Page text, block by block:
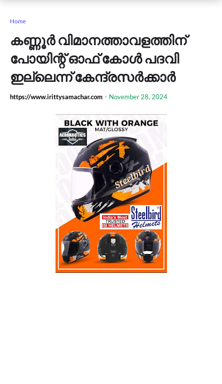
Home
കണ്ണൂര്‍ വിമാനത്താവളത്തിന്
പോയിന്റ് ഓഫ് കോള്‍ പദവി
ഇല്ലെന്ന് കേന്ദ്രസര്‍ക്കാര്‍
https://www.irittysamachar.com - November 28, 2024